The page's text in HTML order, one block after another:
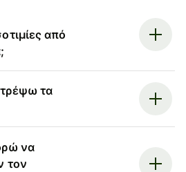
από
τα
να
τον